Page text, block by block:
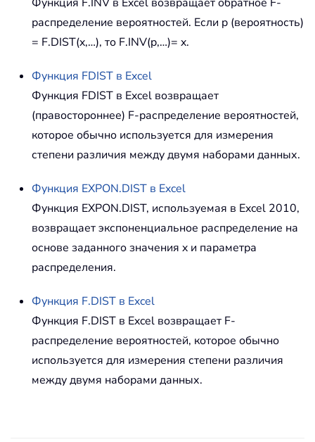
распределение вероятностей. Если p (вероятность)
= F.DIST(x,…), то F.INV(p,…)= x.
Функция FDIST в Excel
Функция FDIST в Excel возвращает
(правостороннее) F-распределение вероятностей,
которое обычно используется для измерения
степени различия между двумя наборами данных.
Функция EXPON.DIST в Excel
Функция EXPON.DIST, используемая в Excel 2010,
возвращает экспоненциальное распределение на
основе заданного значения x и параметра
распределения.
Функция F.DIST в Excel
Функция F.DIST в Excel возвращает F-
распределение вероятностей, которое обычно
используется для измерения степени различия
между двумя наборами данных.